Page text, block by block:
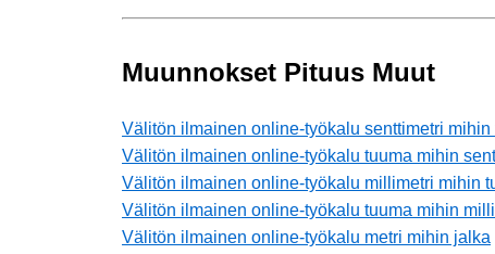
Muunnokset Pituus Muut
Välitön ilmainen online-työkalu senttimetri mihin
Välitön ilmainen online-työkalu tuuma mihin
Välitön ilmainen online-työkalu millimetri mihin
Välitön ilmainen online-työkalu tuuma mihin
Välitön ilmainen online-työkalu metri mihin jalka